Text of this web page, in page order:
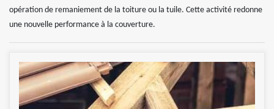
opération de remaniement de la toiture ou la tuile. Cette activité redonne
une nouvelle performance à la couverture.